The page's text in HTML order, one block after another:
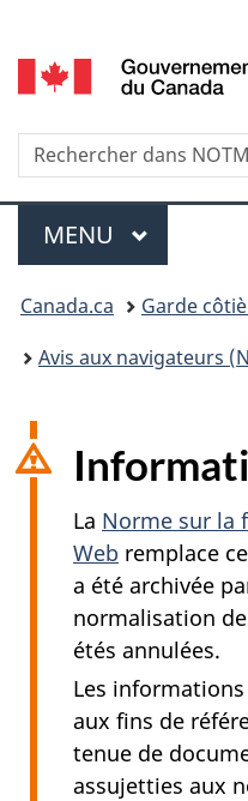
Recherche
Rechercher
dans
NOTMAR
Menu
MENU PRINCIPAL
Vous
êtes
Canada.ca
Garde
Avis aux navigateurs
La Norme sur la
Web remplace
a été archivée
normalisation
étés annulées.
Les
aux fins de
tenue de
assujetties aux